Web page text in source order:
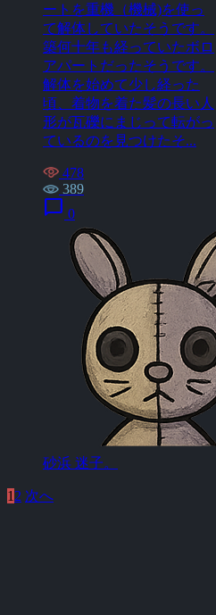
ートを重機（機械)を使っ
て解体していたそうです。
築何十年も経っていたボロ
アパートだったそうです。
解体を始めて少し経った
頃、着物を着た髪の長い人
形が瓦礫にまじって転がっ
ているのを見つけたそ...
478
389
chat_bubble 0
砂浜 迷子。
12 次へ